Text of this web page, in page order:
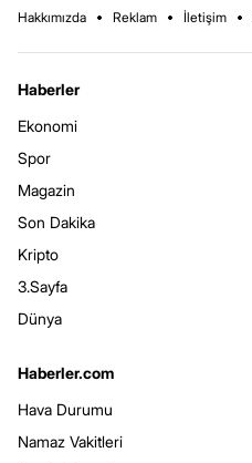
Hakkımızda Reklam İletişim
Haberler
Ekonomi
Spor
Magazin
Son Dakika
Kripto
3.Sayfa
Dünya
Haberler.com
Hava Durumu
Namaz Vakitleri